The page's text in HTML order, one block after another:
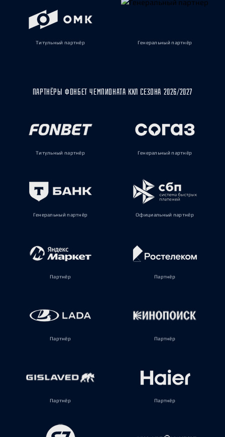
Титульный партнёр Генеральный партнёр
ПАРТНЁРЫ ФОНБЕТ ЧЕМПИОНАТА КХЛ СЕЗОНА 2026/2027
Титульный партнёр Генеральный партнёр
Генеральный партнёр Официальный партнёр
Партнёр Партнёр
Партнёр Партнёр
Партнёр Партнёр